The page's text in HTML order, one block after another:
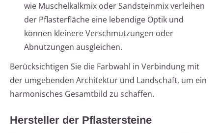
wie Muschelkalkmix oder Sandsteinmix verleihen
der Pflasterfläche eine lebendige Optik und
können kleinere Verschmutzungen oder
Abnutzungen ausgleichen.
Berücksichtigen Sie die Farbwahl in Verbindung mit
der umgebenden Architektur und Landschaft, um ein
harmonisches Gesamtbild zu schaffen.
Hersteller der Pflastersteine